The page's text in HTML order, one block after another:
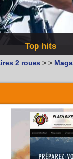
Top hits
2 roues > >